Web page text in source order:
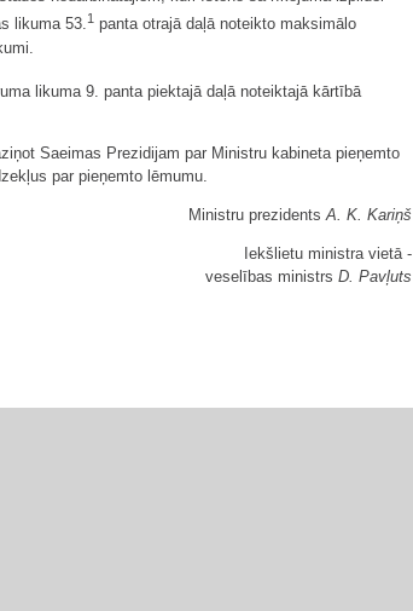
likuma 53.1 panta otrajā daļā noteikto maksimālo
likuma 9. panta piektajā daļā noteiktajā kārtībā
Saeimas Prezidijam par Ministru kabineta pieņemto
par pieņemto lēmumu.
Ministru prezidents A. K. Kariņš
Iekšlietu ministra vietā -
veselības ministrs D. Pavļuts